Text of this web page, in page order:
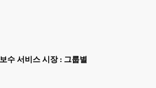
수 서비스 시장 : 그룹별